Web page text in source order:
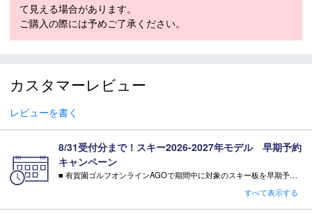
セットビンディン
グ・解放値
（DIN）
XPRESS 11 GW B83 BK BL STEEL (DIN:3-
スキー 注意事項
＊取扱商品は、日本正規品です。
＊商品情報はディーラーカタログを基に表記しております。
＊製造の時期により、デザインが商品画像と異なる場合がご
ざいます。
＊製造上におきる細かい傷・汚れは、不良品に該当はしませ
て見える場合があります。
ご購入の際には予めご了承ください。
カスタマーレビュー
レビューを書く
8/31受付分まで！スキー2026-2027年モデル 早期予約
キャンペーン
■ 有賀園ゴルフオンラインAGOで期間中に対象のスキー板を早期予約頂いた方に有償オプションを無料サービス！
※相当額として記載している有償オプション金額は当店の通常金額となります。
すべて表示する